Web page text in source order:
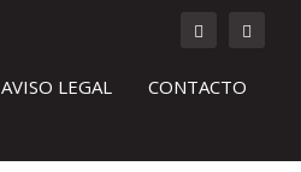
AVISO LEGAL CONTACTO